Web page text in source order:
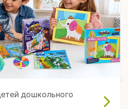
дошкольного